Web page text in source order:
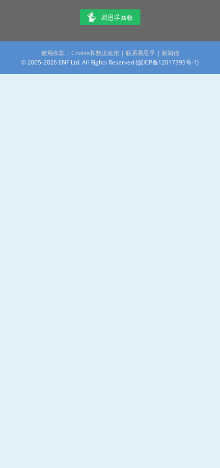
易恩孚回收
使用条款 | Cookie和数据政策| 联系易恩孚 | 新闻信
© 2005-2026 ENF Ltd. All Rights Reserved (皖ICP备12017395号-1)